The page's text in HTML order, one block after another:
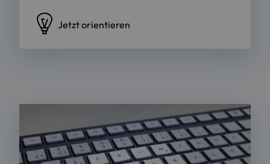
Jetzt orientieren